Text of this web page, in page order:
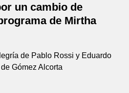
un cambio de
de Mirtha